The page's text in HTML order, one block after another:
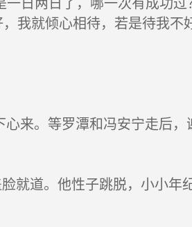
我就倾心相待，若是待我不
来。等罗潭和冯安宁走后，
就道。他性子跳脱，小小年